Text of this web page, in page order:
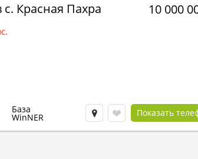
Красная Пахра 10 000
База
WinNER Показать